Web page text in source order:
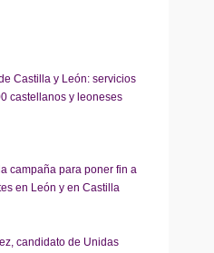
Castilla y León: servicios
castellanos y leoneses
campaña para poner fin a
en León y en Castilla
candidato de Unidas